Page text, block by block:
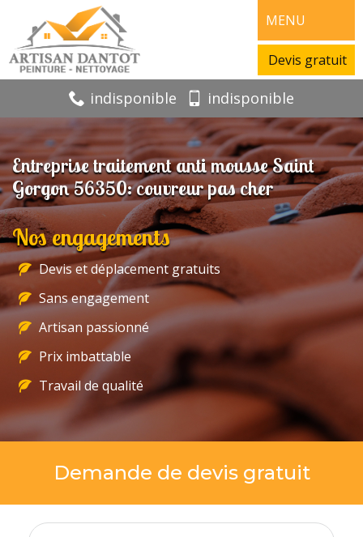
MENU
Devis gratuit
indisponible indisponible
Entreprise traitement anti mousse Saint
Gorgon 56350: couvreur pas cher
Nos engagements
Devis et déplacement gratuits
Sans engagement
Artisan passionné
Prix imbattable
Travail de qualité
Demande de devis gratuit